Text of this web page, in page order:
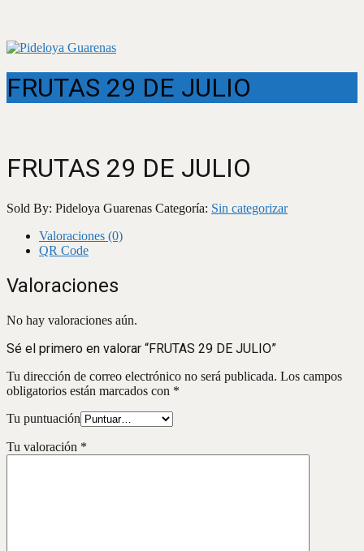
FRUTAS 29 DE JULIO
FRUTAS 29 DE JULIO
Sold By: Pideloya Guarenas Categoría: Sin categorizar
Valoraciones (0)
QR Code
Valoraciones
No hay valoraciones aún.
Sé el primero en valorar “FRUTAS 29 DE JULIO”
Tu dirección de correo electrónico no será publicada. Los campos
obligatorios están marcados con *
Tu puntuación
Tu valoración *